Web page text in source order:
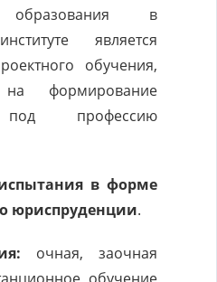
образования в
является
обучения,
на формирование
под профессию
в форме
юриспруденции.
очная, заочная